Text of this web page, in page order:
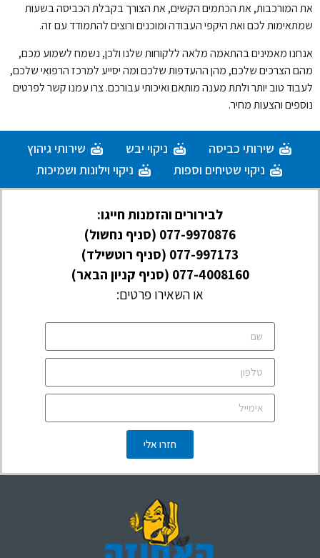
את המורכבות, את הכתמים הקשים, את הצורך בקבלת הכביסה בשעות
שמתאימות לכם ואת היקפי העבודה ומוכנים ורוצים להתמודד עם זה.
אנחנו מאמינים בהתאמה מלאה ללקוחות שלנו ולכן, נשמח לשמוע מכם,
מהם הצרכים שלכם, מהן ההעדפות שלכם ומה יסייע למרכז הרפואי שלכם,
לעבוד טוב יותר ולתת מענה מותאם ואיכותי עבורכם. צרו עמנו קשר לפרטים
נוספים והצעות מחיר.
שירותי כביסה ניקוי יבש
שירותי גיהוץ
ניקוי שטיחים וספות
ניקוי וילונות ושמיכות
לבירורים והזמנות חייגו:
077-9970876 (סניף נחשול)
077-997173 (סניף רוטשילד)
077-4008160 (סניף קניון הבאר)
או השאירו פרטים:
חזרו אלי